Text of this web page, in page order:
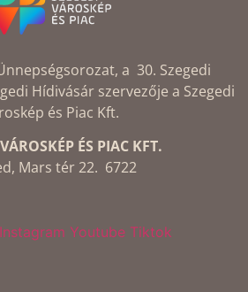
a 30. Szegedi
Hídivásár szervezője a Szegedi
és Piac Kft.
ÉS PIAC KFT.
Mars tér 22. 6722
Instagram Youtube Tiktok